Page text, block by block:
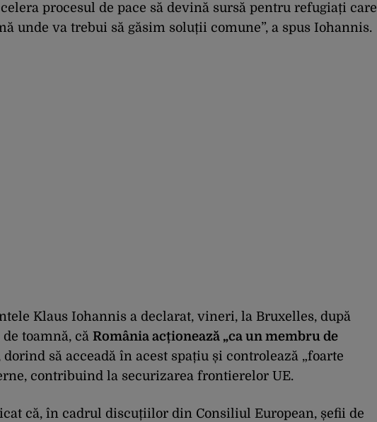
procesul de pace să devină sursă pentru refugiați care
unde va trebui să găsim soluții comune”, a spus Iohannis.
Klaus Iohannis a declarat, vineri, la Bruxelles, după
toamnă, că România acționează „ca un membru de
dorind să acceadă în acest spațiu și controlează „foarte
contribuind la securizarea frontierelor UE.
că, în cadrul discuțiilor din Consiliul European, șefii de